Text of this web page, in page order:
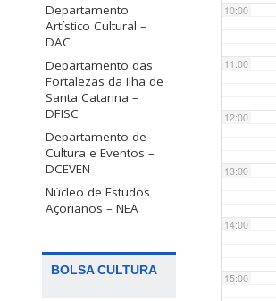
Departamento
Artístico Cultural –
DAC
Departamento das
Fortalezas da Ilha de
Santa Catarina –
DFISC
Departamento de
Cultura e Eventos –
DCEVEN
Núcleo de Estudos
Açorianos – NEA
BOLSA CULTURA
10:00
11:00
12:00
13:00
14:00
15:00